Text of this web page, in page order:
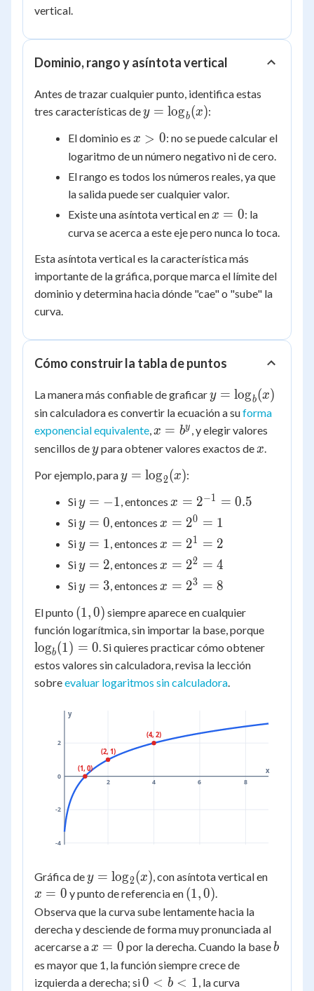
vertical.
Dominio, rango y asíntota vertical
Antes de trazar cualquier punto, identifica estas
tres características dey =
y = logb(x):
El dominio es x
>
x > 0: no se puede calcular el
logaritmo de un número negativo ni de cero.
El rango es todos los números reales, ya que
la salida puede ser cualquier valor.
Existe una asíntota vertical en x
=
x = 0: la
curva se acerca a este eje pero nunca lo toca.
Esta asíntota vertical es la característica más
importante de la gráfica, porque marca el límite del
dominio y determina hacia dónde "cae" o "sube" la
curva.
Cómo construir la tabla de puntos
La manera más confiable de graficary =
\log_b(x)
y = logb(x)
sin calculadora es convertir la ecuación a suforma
exponencial equivalente, x =
b^y
x = by , y elegir valores
sencillos dey
ypara obtener valores exactos de x
x.
Por ejemplo, paray =
y = log2(x):
Siy
-1
y = −1, entoncesx =
2^{-1}
= 0.5
x = 2−1 = 0.5
Siy
0
y = 0, entoncesx =
x = 20 = 1
Siy
1
y = 1, entoncesx =
x = 21 = 2
Siy
2
y = 2, entoncesx =
x = 22 = 4
Siy
3
y = 3, entoncesx =
= 8
x = 23 = 8
El punto (1,
0)
(1,0) siempre aparece en cualquier
función logarítmica, sin importar la base, porque
= 0
logb(1) = 0. Si quieres practicar cómo obtener
estos valores sin calculadora, revisa la lección
sobreevaluar logaritmos sin calculadora.
2 4 6 8
-4
-2
0
2
x
y
(1, 0)
(2, 1)
(4, 2)
Gráfica dey =
\log_2(x)
y = log2(x) , con asíntota vertical enx
x = 0 y punto de referencia en (1,
0)
(1,0)
Observa que la curva sube lentamente hacia la
derecha y desciende de forma muy pronunciada al
acercarse a x
=
0
x = 0 por la derecha. Cuando la baseb
b
es mayor que 1, la función siempre crece de
izquierda a derecha; si0
0 < b < 1 , la curva